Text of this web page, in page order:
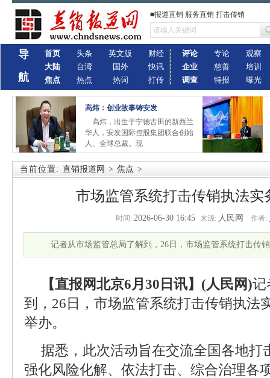
■报道直销 服务直销 打击传销
导
航
首页
大陆
焦点
头条
台湾
热点
英文版
国外
热词
财经
快讯
打传
评论
企业
调查
专论
慈善
特报
观察
培训
曝光
高炜：创业故事铸安发
高炜，出生于宁德古田的新西兰
华人，安发国际控股集团联合创始
人、全球总裁。现
当前位置: 直销报道网 > 焦点 >
市场监管系统打击传销执法实
时间: 2026-06-30 16:45 来源: 人民网 作者:
记者从市场监管总局了解到，26日，市场监管系统打击传
【直报网北京6月30日讯】(人民网)记
到，26日，市场监管系统打击传销执法
举办。
据悉，此次活动旨在交流全国各地打
强化风险化解、依法打击、综合治理各